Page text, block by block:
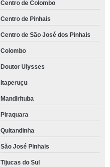
Centro de Colombo
Centro de Pinhais
Centro de São José dos Pinhais
Colombo
Doutor Ulysses
Itaperuçu
Mandirituba
Piraquara
Quitandinha
São José Pinhais
Tijucas do Sul